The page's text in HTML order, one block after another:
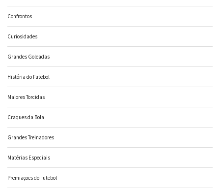
Confrontos
Curiosidades
Grandes Goleadas
História do Futebol
Maiores Torcidas
Craques da Bola
Grandes Treinadores
Matérias Especiais
Premiações do Futebol